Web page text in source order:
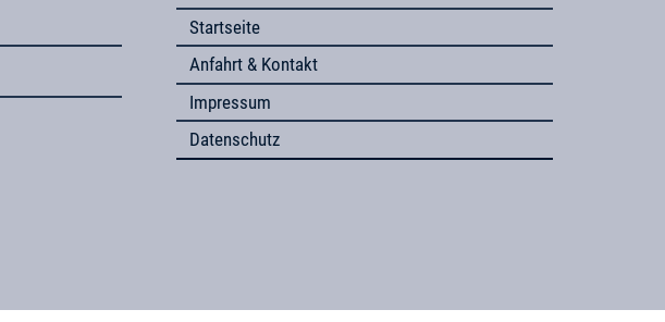
Startseite
Anfahrt & Kontakt
Impressum
Datenschutz